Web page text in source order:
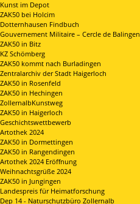
Kunst im Depot
ZAK50 bei Holcim
Dotternhausen Findbuch
Gouvernement Militaire – Cercle de Balingen
ZAK50 in Bitz
KZ Schömberg
ZAK50 kommt nach Burladingen
Zentralarchiv der Stadt Haigerloch
ZAK50 in Rosenfeld
ZAK50 in Hechingen
ZollernalbKunstweg
ZAK50 in Haigerloch
Geschichtswettbewerb
Artothek 2024
ZAK50 in Dormettingen
ZAK50 in Rangendingen
Artothek 2024 Eröffnung
Weihnachtsgrüße 2024
ZAK50 in Jungingen
Landespreis für Heimatforschung
Dep 14 - Naturschutzbüro Zollernalb